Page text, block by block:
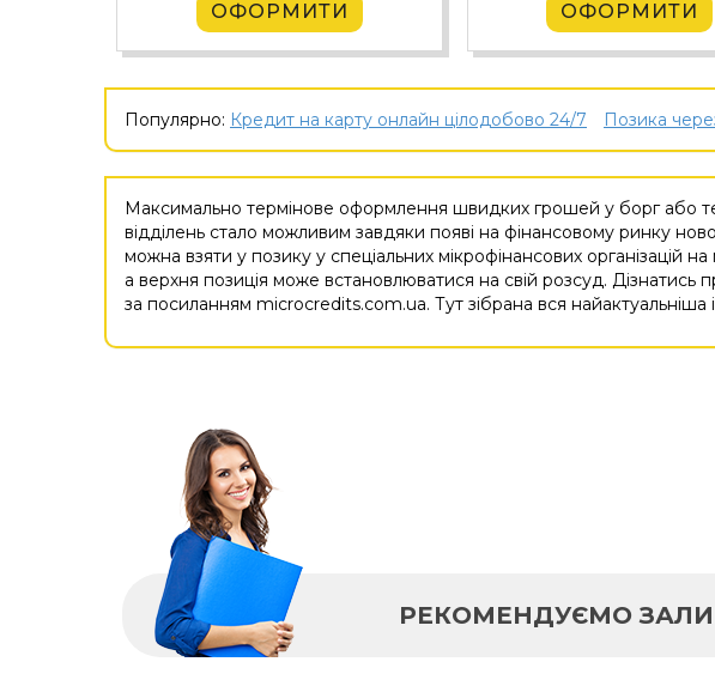
ОФОРМИТИ ОФОРМИТИ
Популярно: Кредит на карту онлайн цілодобово 24/7 Позика
Максимально термінове оформлення швидких грошей у борг або
відділень стало можливим завдяки появі на фінансовому ринку
можна взяти у позику у спеціальних мікрофінансових
а верхня позиція може встановлюватися на свій розсуд.
за посиланням microcredits.com.ua. Тут зібрана вся найактуальніша
РЕКОМЕНДУЄМО